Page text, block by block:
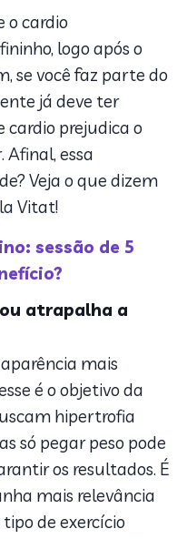
treino de cardio
para seguir
lá!
o cardio
logo após o
se você faz parte do
já deve ter
cardio prejudica o
essa
Veja o que dizem
Vitat!
sessão de 5
atrapalha a
mais
é o objetivo da
hipertrofia
só pegar peso pode
os resultados. É
mais relevância
de exercício